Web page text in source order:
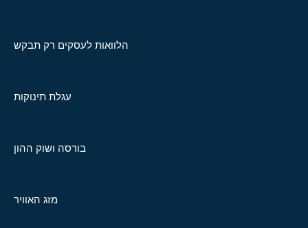
הלוואות לעסקים רק תבקש
עגלת תינוקות
בורסה ושוק ההון
מזג האוויר